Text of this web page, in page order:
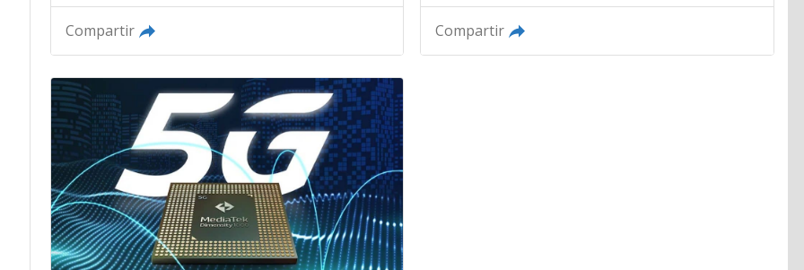
Compartir Compartir